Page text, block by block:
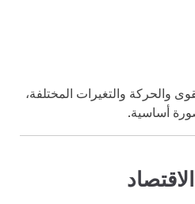
والحركة والتغيرات المختلفة،
أساسية.